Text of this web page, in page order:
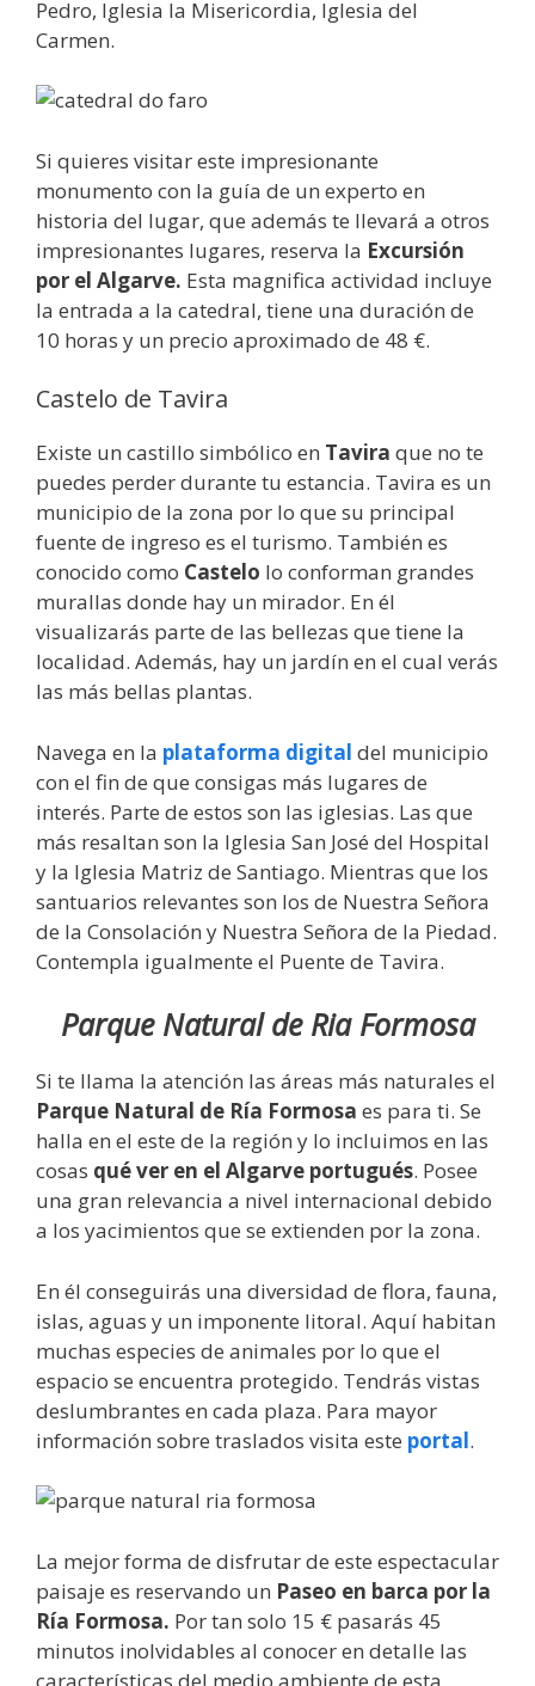
Pedro, Iglesia la Misericordia, Iglesia del
Carmen.
Si quieres visitar este impresionante
monumento con la guía de un experto en
historia del lugar, que además te llevará a otros
impresionantes lugares, reserva la Excursión
por el Algarve. Esta magnifica actividad incluye
la entrada a la catedral, tiene una duración de
10 horas y un precio aproximado de 48 €.
Castelo de Tavira
Existe un castillo simbólico en Tavira que no te
puedes perder durante tu estancia. Tavira es un
municipio de la zona por lo que su principal
fuente de ingreso es el turismo. También es
conocido como Castelo lo conforman grandes
murallas donde hay un mirador. En él
visualizarás parte de las bellezas que tiene la
localidad. Además, hay un jardín en el cual verás
las más bellas plantas.
Navega en la plataforma digital del municipio
con el fin de que consigas más lugares de
interés. Parte de estos son las iglesias. Las que
más resaltan son la Iglesia San José del Hospital
y la Iglesia Matriz de Santiago. Mientras que los
santuarios relevantes son los de Nuestra Señora
de la Consolación y Nuestra Señora de la Piedad.
Contempla igualmente el Puente de Tavira.
Parque Natural de Ria Formosa
Si te llama la atención las áreas más naturales el
Parque Natural de Ría Formosa es para ti. Se
halla en el este de la región y lo incluimos en las
cosas qué ver en el Algarve portugués. Posee
una gran relevancia a nivel internacional debido
a los yacimientos que se extienden por la zona.
En él conseguirás una diversidad de flora, fauna,
islas, aguas y un imponente litoral. Aquí habitan
muchas especies de animales por lo que el
espacio se encuentra protegido. Tendrás vistas
deslumbrantes en cada plaza. Para mayor
información sobre traslados visita este portal.
La mejor forma de disfrutar de este espectacular
paisaje es reservando un Paseo en barca por la
Ría Formosa. Por tan solo 15 € pasarás 45
minutos inolvidables al conocer en detalle las
características del medio ambiente de esta